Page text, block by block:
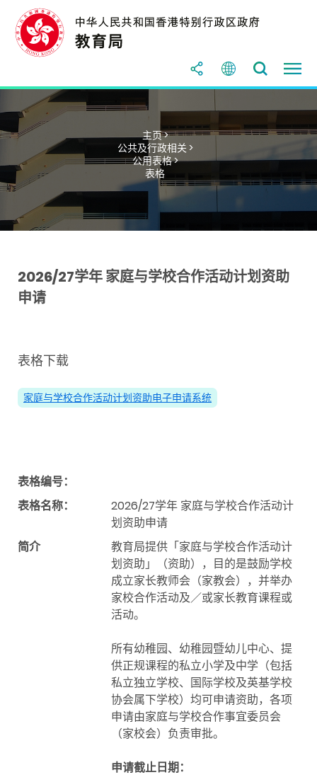
主页 >
公共及行政相关 >
公用表格 >
表格
2026/27学年 家庭与学校合作活动计划资助
申请
表格下载
家庭与学校合作活动计划资助电子申请系统
表格编号：
表格名称：
2026/27学年 家庭与学校合作活动计
划资助申请
简介
教育局提供「家庭与学校合作活动计
划资助」（资助） ，目的是鼓励学校
成立家长教师会（家教会），并举办
家校合作活动及／或家长教育课程或
活动。
所有幼稚园、幼稚园暨幼儿中心、提
供正规课程的私立小学及中学（包括
私立独立学校、国际学校及英基学校
协会属下学校） 均可申请资助，各项
申请由家庭与学校合作事宜委员会
（家校会） 负责审批。
申请截止日期：